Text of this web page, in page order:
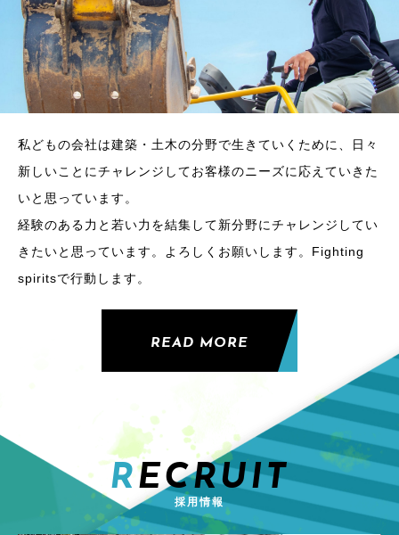
私どもの会社は建築・土木の分野で生きていくために、日々
新しいことにチャレンジしてお客様のニーズに応えていきた
いと思っています。
経験のある力と若い力を結集して新分野にチャレンジしてい
きたいと思っています。よろしくお願いします。Fighting
spiritsで行動します。
READ MORE
RECRUIT
採用情報